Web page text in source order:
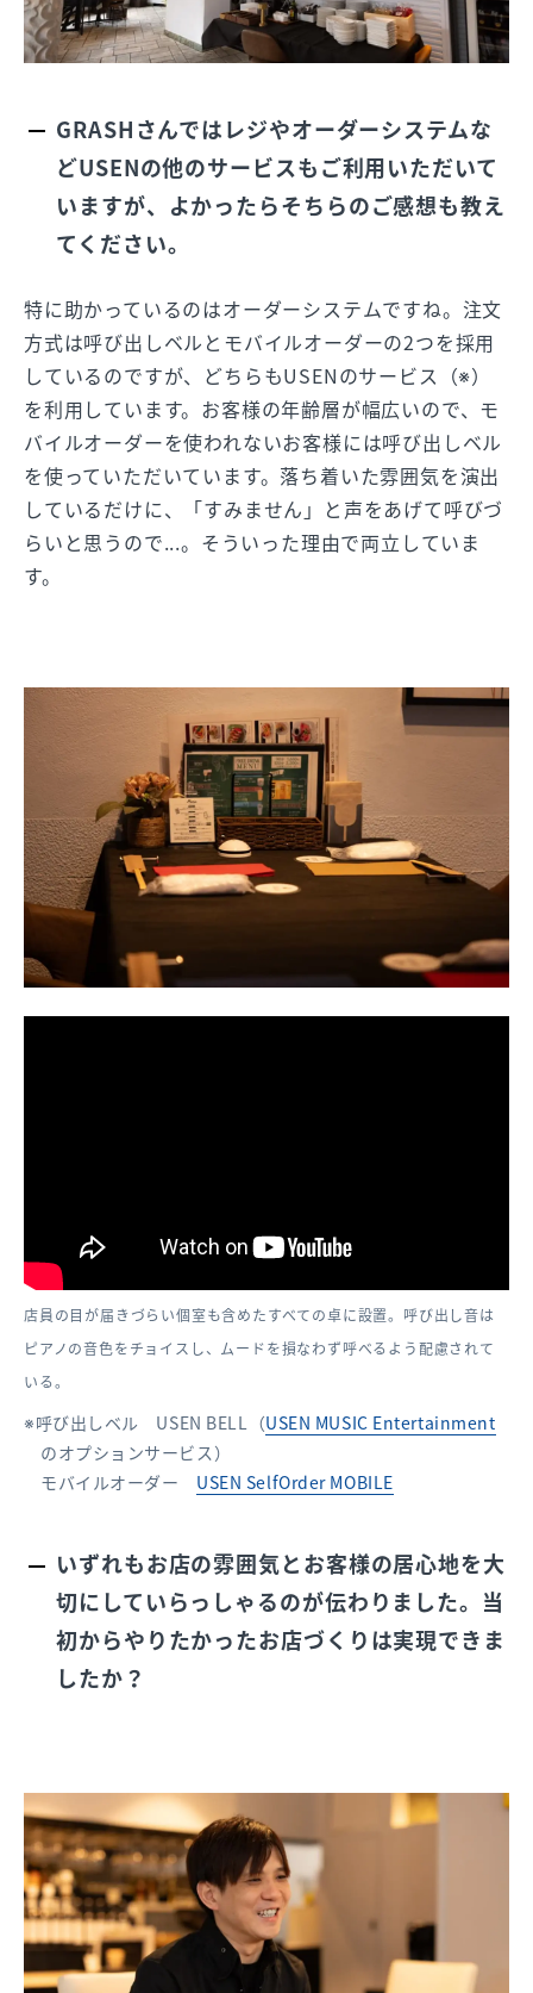
GRASHさんではレジやオーダーシステムな
どUSENの他のサービスもご利用いただいて
いますが、よかったらそちらのご感想も教え
てください。
特に助かっているのはオーダーシステムですね。注文
方式は呼び出しベルとモバイルオーダーの2つを採用
しているのですが、どちらもUSENのサービス（※）
を利用しています。お客様の年齢層が幅広いので、モ
バイルオーダーを使われないお客様には呼び出しベル
を使っていただいています。落ち着いた雰囲気を演出
しているだけに、「すみません」と声をあげて呼びづ
らいと思うので...。そういった理由で両立していま
す。
店員の目が届きづらい個室も含めたすべての卓に設置。呼び出し音は
ピアノの音色をチョイスし、ムードを損なわず呼べるよう配慮されて
いる。
呼び出しベル USEN BELL（USEN MUSIC Entertainment
のオプションサービス）
モバイルオーダー USEN SelfOrder MOBILE
いずれもお店の雰囲気とお客様の居心地を大
切にしていらっしゃるのが伝わりました。当
初からやりたかったお店づくりは実現できま
したか？